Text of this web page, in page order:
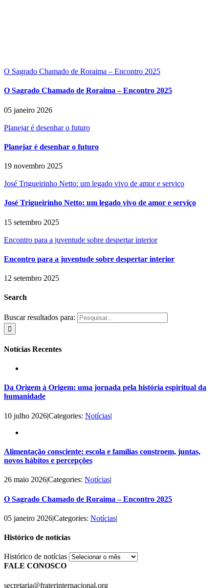
O Sagrado Chamado de Roraima – Encontro 2025
O Sagrado Chamado de Roraima – Encontro 2025
05 janeiro 2026
Planejar é desenhar o futuro
Planejar é desenhar o futuro
19 novembro 2025
José Trigueirinho Netto: um legado vivo de amor e serviço
José Trigueirinho Netto: um legado vivo de amor e serviço
15 setembro 2025
Encontro para a juventude sobre despertar interior
Encontro para a juventude sobre despertar interior
12 setembro 2025
Search
Buscar resultados para:
Notícias Recentes
Da Origem à Origem: uma jornada pela história espiritual da
humanidade
10 julho 2026|Categories: Notícias|
Alimentação consciente: escola e famílias constroem, juntas,
novos hábitos e percepções
26 maio 2026|Categories: Notícias|
O Sagrado Chamado de Roraima – Encontro 2025
05 janeiro 2026|Categories: Notícias|
Histórico de notícias
Histórico de notícias
FALE CONOSCO
secretaria@fraterinternacional.org